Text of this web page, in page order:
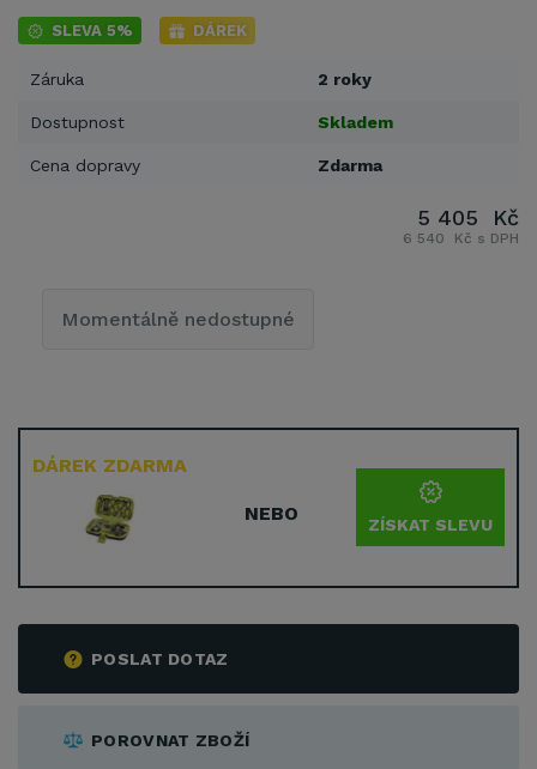
SLEVA 5% DÁREK
Záruka 2 roky
Dostupnost Skladem
Cena dopravy Zdarma
POSLAT DOTAZ
POROVNAT ZBOŽÍ
DÁREK ZDARMA
NEBO ZÍSKAT SLEVU
5 405 Kč
6 540 Kč s DPH
Momentálně nedostupné